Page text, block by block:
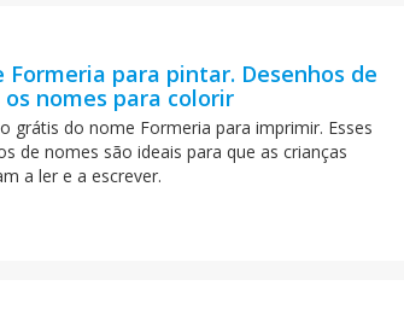
Formeria para pintar. Desenhos de
nomes para colorir
grátis do nome Formeria para imprimir. Esses
de nomes são ideais para que as crianças
a ler e a escrever.